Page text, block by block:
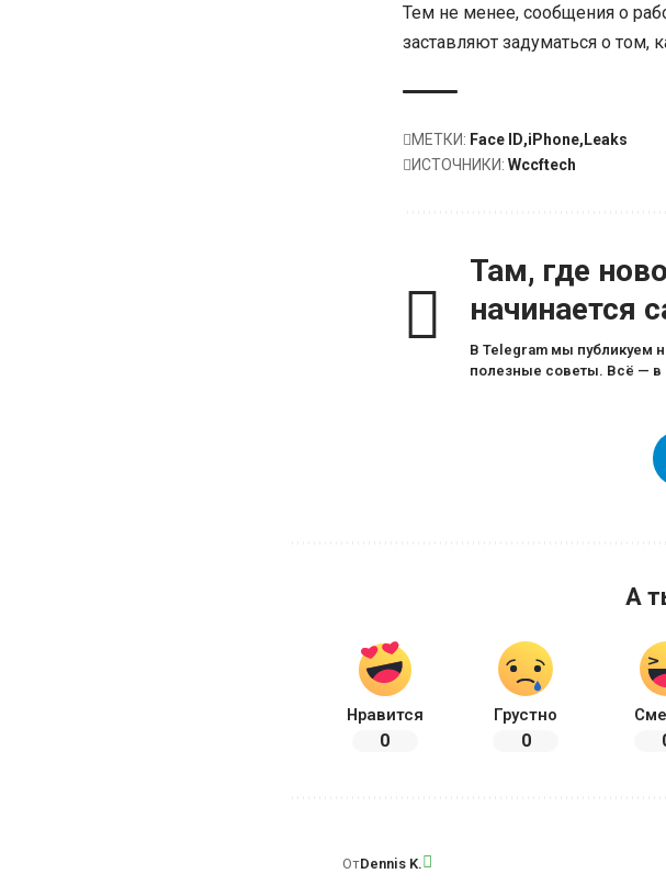
Тем не менее, сообщения о
заставляют задуматься о том,
МЕТКИ: Face ID iPhone Leaks
ИСТОЧНИКИ: Wccftech
Там, где
начинается
В Telegram мы публикуем
полезные советы. Всё — в
А
Нравится
0
Грустно
0
ОтDennis K.